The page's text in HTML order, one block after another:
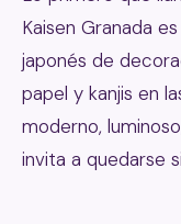
Kaisen Granada
japonés de
papel y kanjis en
moderno,
invita a quedarse